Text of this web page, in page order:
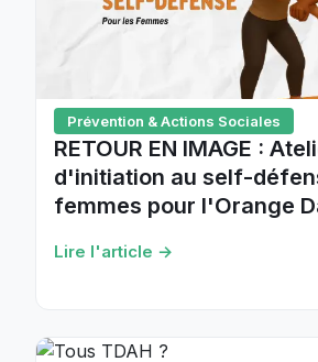
Prévention & Actions Sociales
RETOUR EN IMAGE :
d'initiation au self-
femmes pour l'Orange
Lire l'article →